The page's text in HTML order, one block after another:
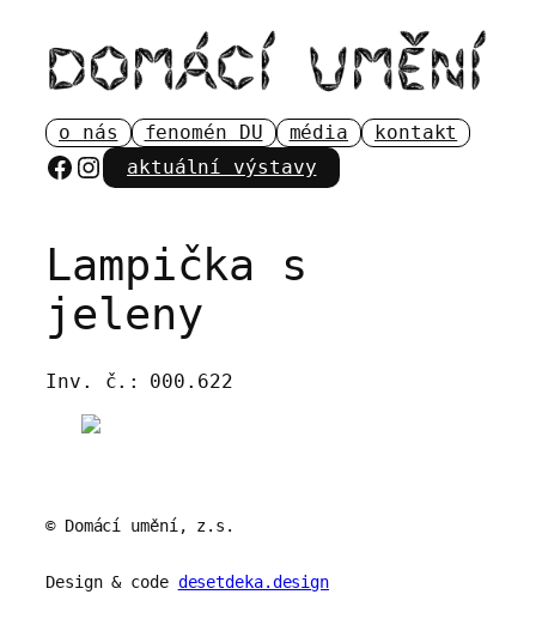
obsah
o nás fenomén DU média kontakt
Facebook
Instagram
aktuální výstavy
Lampička s
jeleny
Inv. č.: 000.622
© Domácí umění, z.s.
Design & code desetdeka.design